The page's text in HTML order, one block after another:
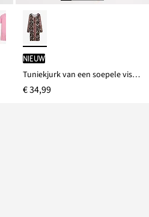
Nieuw
Tuniekjurk van een soepele viscosemix
€ 34,99